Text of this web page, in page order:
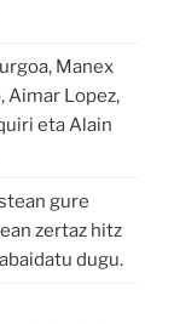
Manex
Aimar Lopez,
eta Alain
gure
zertaz hitz
dugu.